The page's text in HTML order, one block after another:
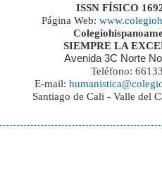
ISSN FÍSICO
Página Web:
SIEMPRE LA
Avenida 3C Norte
Teléfono:
E-mail:
Santiago de Cali - Valle del